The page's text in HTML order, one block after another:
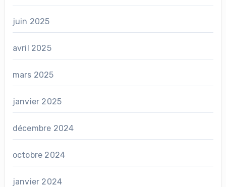
juin 2025
avril 2025
mars 2025
janvier 2025
décembre 2024
octobre 2024
janvier 2024